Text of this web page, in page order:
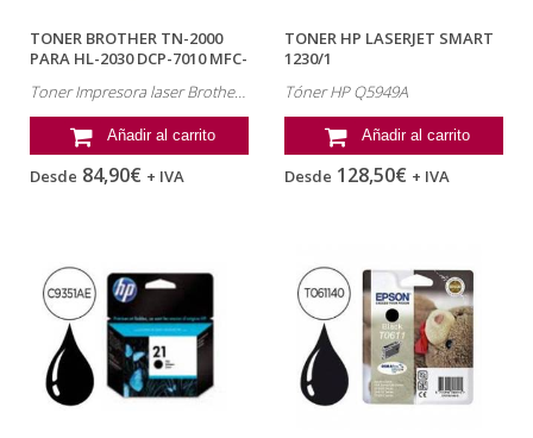
TONER BROTHER TN-2000
PARA HL-2030 DCP-7010 MFC-
Toner Impresora laser Brother , referencia: TN-2000
Añadir al carrito
Desde 84,90€ + IVA
TONER HP LASERJET SMART
1230/1
Tóner HP Q5949A
Añadir al carrito
Desde 128,50€ + IVA